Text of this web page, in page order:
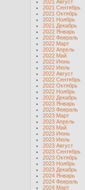
2021 Август
2021 Сентябрь
2021 Октябрь
2021 Ноябрь
2021 Декабрь
2022 Январь
2022 Февраль
2022 Март
2022 Апрель
2022 Май
2022 Июнь
2022 Июль
2022 Август
2022 Сентябрь
2022 Октябрь
2022 Ноябрь
2022 Декабрь
2023 Январь
2023 Февраль
2023 Март
2023 Апрель
2023 Май
2023 Июнь
2023 Июль
2023 Август
2023 Сентябрь
2023 Октябрь
2023 Ноябрь
2023 Декабрь
2024 Январь
2024 Февраль
2024 Март